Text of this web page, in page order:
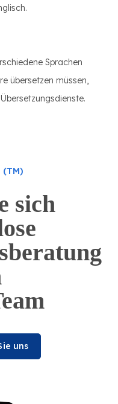
Sprachen
übersetzen müssen,
sich
uns